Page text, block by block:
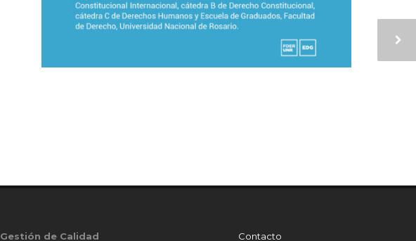
Gestión de Calidad Contacto